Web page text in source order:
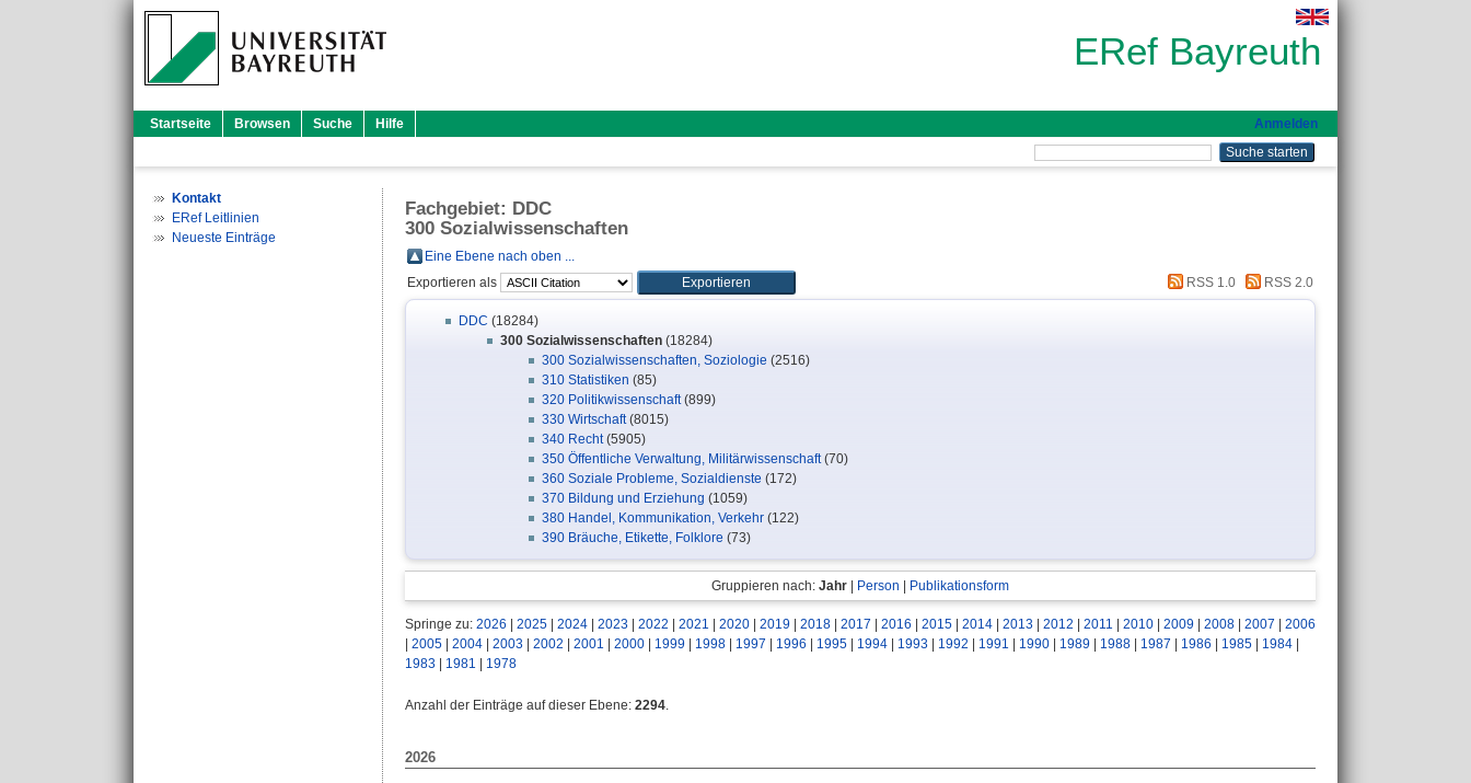
ERef Bayreuth
Startseite Browsen Suche Hilfe Anmelden
Kontakt
ERef Leitlinien
Neueste Einträge
Fachgebiet: DDC
300 Sozialwissenschaften
Eine Ebene nach oben ...
Exportieren als
RSS 1.0 RSS 2.0
DDC (18284)
300 Sozialwissenschaften (18284)
300 Sozialwissenschaften, Soziologie (2516)
310 Statistiken (85)
320 Politikwissenschaft(899)
330 Wirtschaft(8015)
340 Recht(5905)
350 Öffentliche Verwaltung, Militärwissenschaft(70)
360 Soziale Probleme, Sozialdienste (172)
370 Bildung und Erziehung (1059)
380 Handel, Kommunikation, Verkehr (122)
390 Bräuche, Etikette, Folklore (73)
Gruppieren nach: Jahr Person Publikationsform
Springe zu: 2026 2025 2024 2023 2022 2021 2020 2019 2018 2017 2016 2015 2014 2013 2012 2011 2010 2009 2008 2007
2006
2005 2004 2003 2002 2001 2000 1999 1998 1997 1996 1995 1994 1993 1992 1991 1990 1989 1988 1987 1986 1985 1984
1983
1981 1978
Anzahl der Einträge auf dieser Ebene: 2294.
2026